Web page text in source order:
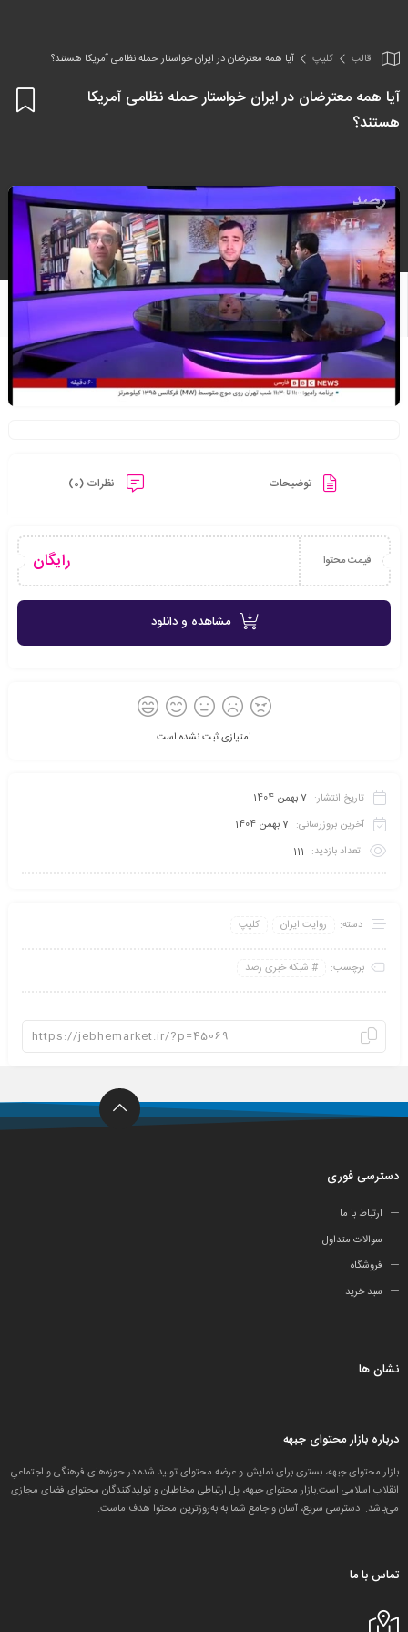
قالب کلیپ آیا همه معترضان در ایران خواستار حمله نظامی آمریکا هستند؟
آیا همه معترضان در ایران خواستار حمله نظامی آمریکا
هستند؟
توضیحات نظرات (0)
قیمت محتوا رایگان
مشاهده و دانلود
امتیازی ثبت نشده است
تاریخ انتشار: 7 بهمن 1404
آخرین بروزرسانی: 7 بهمن 1404
تعداد بازدید: 111
دسته: روایت ایران کلیپ
برچسب: شبکه خبری رصد
دسترسی فوری
ارتباط با ما
سوالات متداول
فروشگاه
سبد خرید
نشان ها
درباره بازار محتوای جبهه
بازار محتوای جبهه، بستری برای نمایش و عرضه محتوای تولید شده در حوزه‌های فرهنگی و اجتماعیِ
انقلاب اسلامی است.بازار محتوای جبهه، پل ارتباطی مخاطبان و تولید‌کنندگان محتوای فضای مجازی
می‌باشد. دسترسی سریع، آسان و جامع شما به به‌روزترین محتوا هدف ماست.
تماس با ما